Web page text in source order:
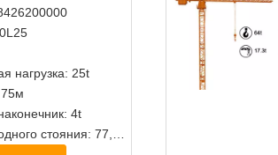
нагрузка: 25t
4t
стояния: 77,9